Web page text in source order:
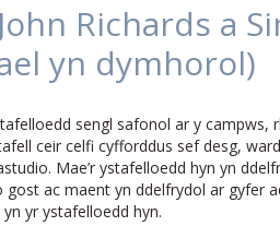
Richards a
yn dymhorol)
sengl safonol ar y campws,
ceir celfi cyfforddus sef desg,
Mae’r ystafelloedd hyn yn
gost ac maent yn ddelfrydol ar gyfer
yr ystafelloedd hyn.